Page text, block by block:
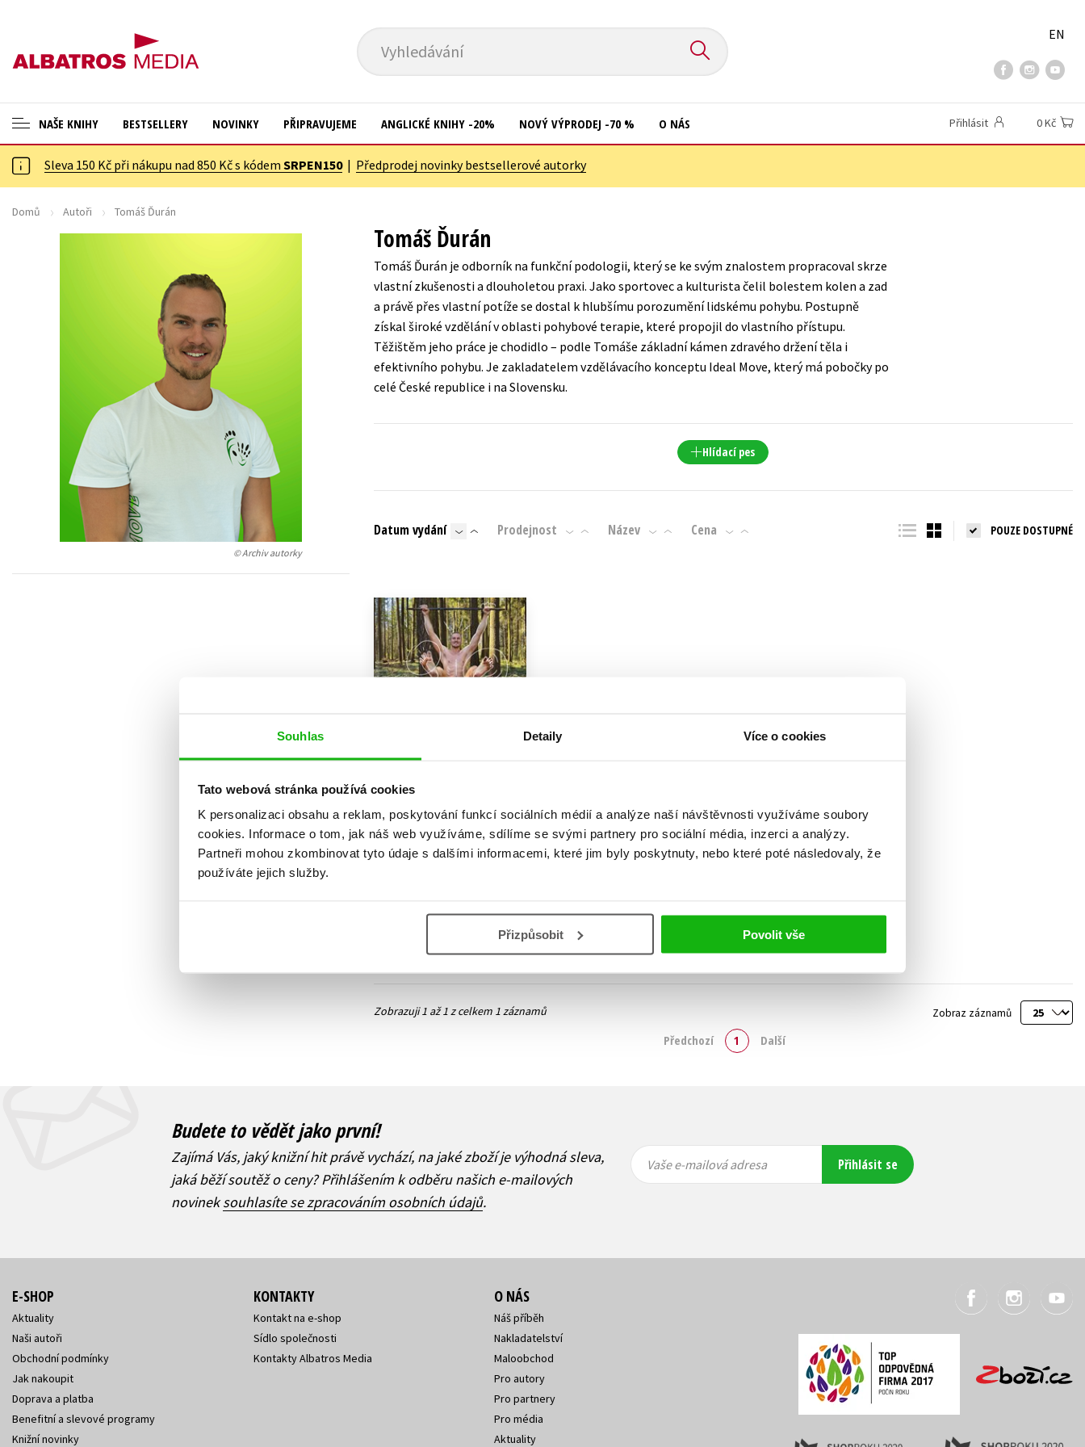
Souhlas Detaily Více o cookies
Tato webová stránka používá cookies
K personalizaci obsahu a reklam, poskytování funkcí sociálních médií a analýze naší návštěvnosti využíváme soubory
cookies. Informace o tom, jak náš web využíváme, sdílíme se svými partnery pro sociální média, inzerci a analýzy.
Partneři mohou zkombinovat tyto údaje s dalšími informacemi, které jim byly poskytnuty, nebo které poté následovaly, že
používáte jejich služby.
Přizpůsobit Povolit vše
Vyhledávání
EN
NAŠE KNIHY
ANGLICKÉ KNIHY -20 %
NOVÝ VÝPRODEJ -70 %
KNIHY S DÁRKEM
Beletrie pro dospělé
Byznys a ekonomie
Cestování
Dárkové zboží
Esoterika a duchovní svět
Historie a military
Jazyky
Kalendáře
Kariéra a osobní rozvoj
Komiks
New Adult
Ostatní
Počítače
Poezie
Populárně - naučná pro dospělé
Populárně - naučné pro děti
Předškoláci
Učebnice
Umění a kultura
Výchova a pedagogika
Young adult
Zahraniční literatura
Zdraví a životní styl
Všechny tituly
BESTSELLERY NOVINKY PŘIPRAVUJEME ANGLICKÉ KNIHY -20% NOVÝ VÝPRODEJ -70 % O NÁS Přihlásit 0 Kč
Sleva 150 Kč při nákupu nad 850 Kč s kódem SRPEN150| Předprodej novinky bestsellerové autorky
Domů Autoři Tomáš Ďurán
© Archiv autorky
Tomáš Ďurán
Tomáš Ďurán je odborník na funkční podologii, který se ke svým znalostem propracoval skrze
vlastní zkušenosti a dlouholetou praxi. Jako sportovec a kulturista čelil bolestem kolen a zad
a právě přes vlastní potíže se dostal k hlubšímu porozumění lidskému pohybu. Postupně
získal široké vzdělání v oblasti pohybové terapie, které propojil do vlastního přístupu.
Těžištěm jeho práce je chodidlo – podle Tomáše základní kámen zdravého držení těla i
efektivního pohybu. Je zakladatelem vzdělávacího konceptu Ideal Move, který má pobočky po
celé České republice i na Slovensku.
Hlídací pes
Datum vydání Prodejnost Název Cena POUZE DOSTUPNÉ
Zdravá chodidla, zdravá
záda
Tomáš Ďurán,
Zobraz záznamů
Zobrazuji 1 až 1 z celkem 1 záznamů
Předchozí 1 Další
Budete to vědět jako první!
Zajímá Vás, jaký knižní hit právě vychází, na jaké zboží je výhodná sleva,
jaká běží soutěž o ceny? Přihlášením k odběru našich e-mailových
novineksouhlasíte se zpracováním osobních údajů.
Vaše e-
mailová
Vaše e-
mailová
Vaše e-mailová adresa Přihlásit se
E-SHOP
Aktuality
Naši autoři
Obchodní podmínky
Jak nakoupit
Doprava a platba
Benefitní a slevové programy
Knižní novinky
KONTAKTY
Kontakt na e-shop
Sídlo společnosti
Kontakty Albatros Media
O NÁS
Náš příběh
Nakladatelství
Maloobchod
Pro autory
Pro partnery
Pro média
Aktuality